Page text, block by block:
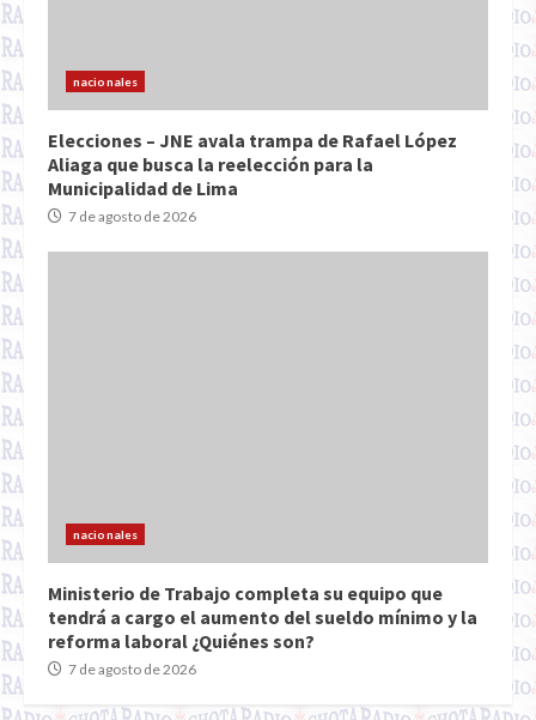
nacionales
Elecciones – JNE avala trampa de Rafael López
Aliaga que busca la reelección para la
Municipalidad de Lima
7 de agosto de 2026
nacionales
Ministerio de Trabajo completa su equipo que
tendrá a cargo el aumento del sueldo mínimo y la
reforma laboral ¿Quiénes son?
7 de agosto de 2026